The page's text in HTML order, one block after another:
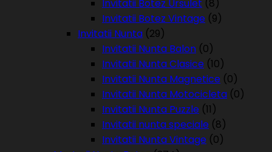
Invitatii Botez Ursulet (8)
Invitatii Botez Vintage (9)
Invitatii Nunta (29)
Invitatii Nunta Balon (0)
Invitatii Nunta Clasice (10)
Invitatii Nunta Magnetice (0)
Invitatii Nunta Motocicleta (0)
Invitatii Nunta Puzzle (11)
Invitatii nunta speciale (8)
Invitatii Nunta Vintage (0)